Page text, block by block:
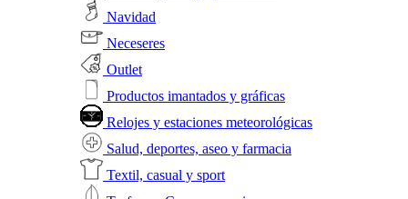
Navidad
Neceseres
Outlet
Productos imantados y gráficas
Relojes y estaciones meteorológicas
Salud, deportes, aseo y farmacia
Textil, casual y sport